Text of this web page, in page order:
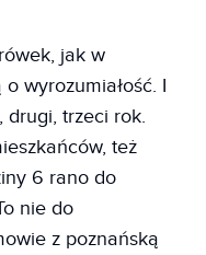
jak w
wyrozumiałość. I
drugi, trzeci rok.
też
6 rano do
nie do
z poznańską